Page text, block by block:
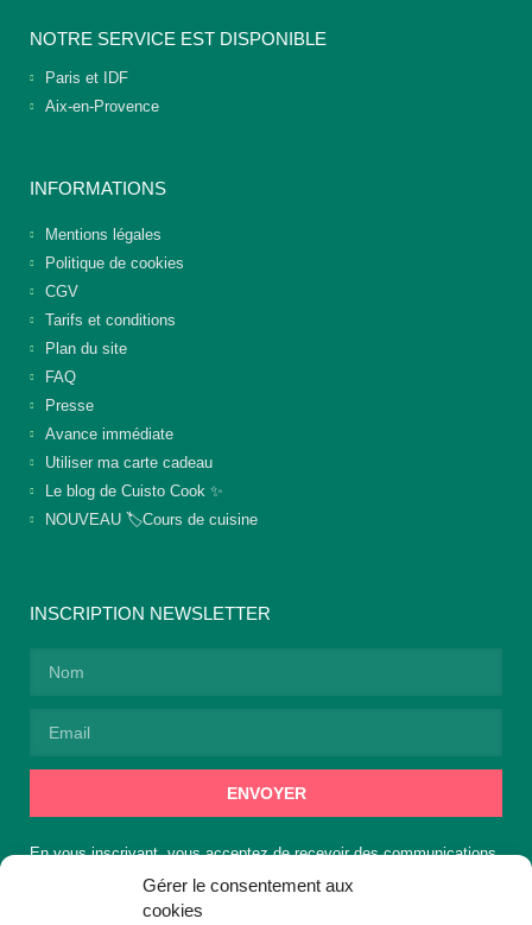
Gérer le consentement aux
cookies
NOTRE SERVICE EST DISPONIBLE
Paris et IDF
Aix-en-Provence
INFORMATIONS
Mentions légales
Politique de cookies
CGV
Tarifs et conditions
Plan du site
FAQ
Presse
Avance immédiate
Utiliser ma carte cadeau
Le blog de Cuisto Cook ✨
NOUVEAU 🏷️Cours de cuisine
INSCRIPTION NEWSLETTER
ENVOYER
En vous inscrivant, vous acceptez de recevoir des communications
de la part de Cuisto Cook.